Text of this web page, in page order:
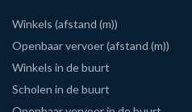
Winkels (afstand (m))
Openbaar vervoer (afstand (m))
Winkels in de buurt
Scholen in de buurt